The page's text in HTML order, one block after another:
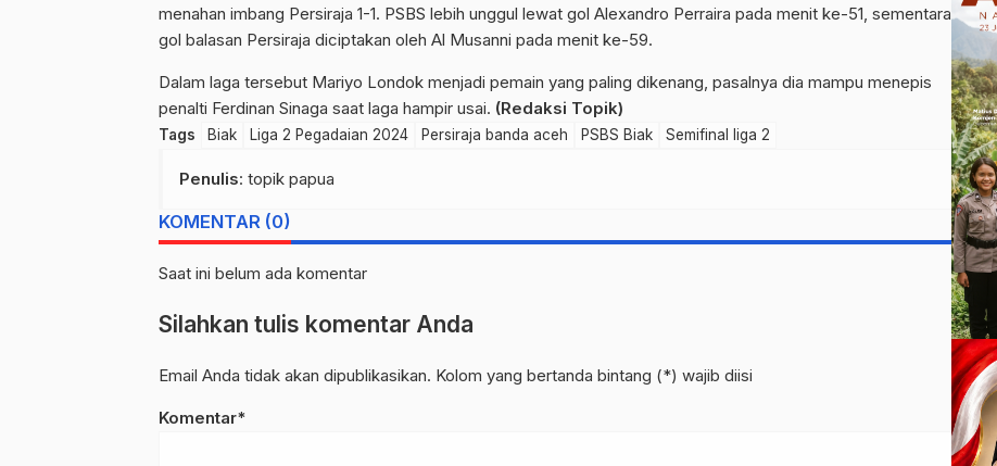
menahan imbang Persiraja 1-1. PSBS lebih unggul lewat gol Alexandro Perraira pada menit ke-51, sementara
gol balasan Persiraja diciptakan oleh Al Musanni pada menit ke-59.
Dalam laga tersebut Mariyo Londok menjadi pemain yang paling dikenang, pasalnya dia mampu menepis
penalti Ferdinan Sinaga saat laga hampir usai. (Redaksi Topik)
Tags Biak Liga 2 Pegadaian 2024 Persiraja banda aceh PSBS Biak Semifinal liga 2
Penulis: topik papua
KOMENTAR (0)
Saat ini belum ada komentar
Silahkan tulis komentar Anda
Email Anda tidak akan dipublikasikan. Kolom yang bertanda bintang (*) wajib diisi
Komentar*